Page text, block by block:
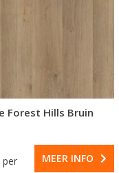
Forest Hills Bruin
per
MEER INFO